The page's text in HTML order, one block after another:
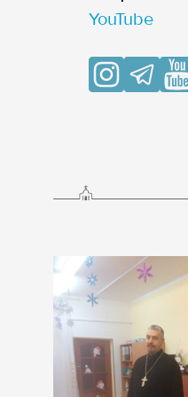
YouTube